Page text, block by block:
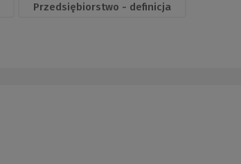
Przedsiębiorstwo - definicja